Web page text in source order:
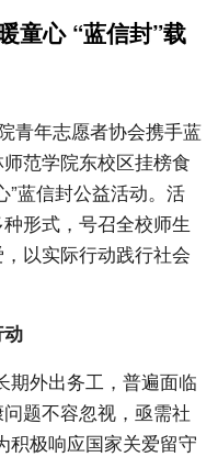
童心 “蓝信封”载
青年志愿者协会携手蓝
范学院东校区挂榜食
”蓝信封公益活动。活
形式，号召全校师生
以实际行动践行社会
期外出务工，普遍面临
题不容忽视，亟需社
积极响应国家关爱留守